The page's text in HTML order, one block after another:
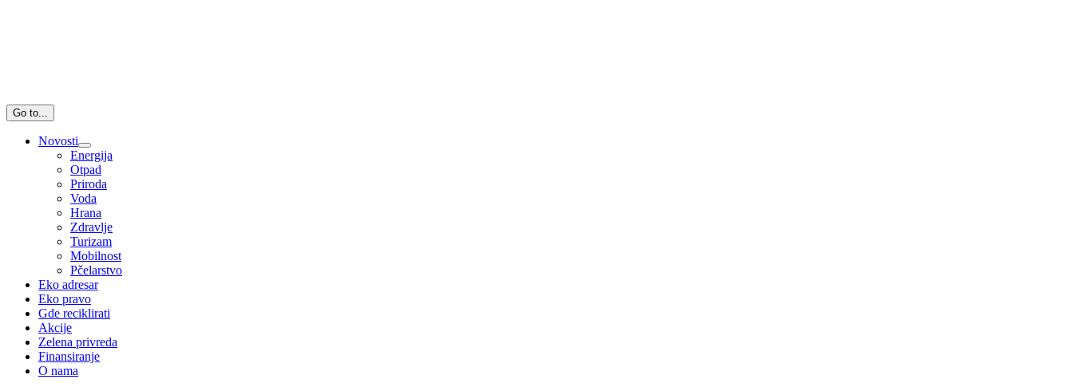
Go to...
Novosti
Energija
Otpad
Priroda
Voda
Hrana
Zdravlje
Turizam
Mobilnost
Pčelarstvo
Eko adresar
Eko pravo
Gde reciklirati
Akcije
Zelena privreda
Finansiranje
O nama